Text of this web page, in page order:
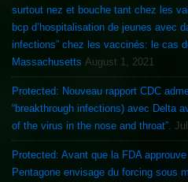
surtout nez et bouche tant chez les
bcp d’hospitalisation de jeunes avec
infections” chez les vaccinés: le cas
Massachusetts August 1, 2021
Protected: Nouveau rapport CDC
“breakthrough infections) avec Delta
of the virus in the nose and throat”.
Protected: Avant que la FDA
Pentagone envisage du forcing sous